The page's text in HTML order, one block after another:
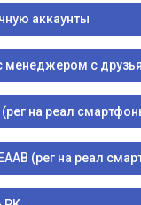
аккаунты
менеджером с
на реал
(рег на реал